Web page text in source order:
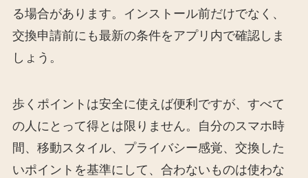
る場合があります。インストール前だけでなく、
交換申請前にも最新の条件をアプリ内で確認しま
しょう。
歩くポイントは安全に使えば便利ですが、すべて
の人にとって得とは限りません。自分のスマホ時
間、移動スタイル、プライバシー感覚、交換した
いポイントを基準にして、合わないものは使わな